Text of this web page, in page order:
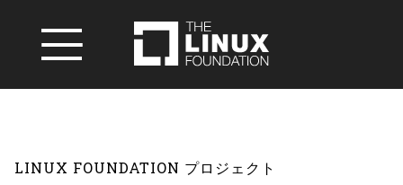
LINUX FOUNDATION プロジェクト